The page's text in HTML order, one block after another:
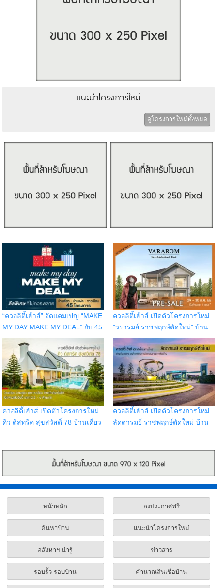
แนะนำโครงการใหม่
ดูโครงการใหม่ทั้งหมด
“ควอลิตี้เฮ้าส์” จัดแคมเปญ “MAKE
MY DAY MAKE MY DEAL” กับ 45
โครงการ บนทำเลกรุงเทพฯ
ปริมณฑล ชลบุรี เชียงใหม่
ควอลิตี้เฮ้าส์ เปิดตัวโครงการใหม่
"วรารมย์ ราชพฤกษ์ตัดใหม่" บ้าน
เดี่ยวติดถนนราชพฤกษ์ เปิดจอง
รอบ Pre-Sale วันที่ 29 - 30 ก.ค.
66 รับส่วนลด 1 แสน
ควอลิตี้เฮ้าส์ เปิดตัวโครงการใหม่
คิว ดิสทริค สุขสวัสดิ์ 78 บ้านเดี่ยว
ควอลิตี้เฮ้าส์ เปิดตัวโครงการใหม่
ลัดดารมย์ ราชพฤกษ์ตัดใหม่ บ้าน
หน้าหลัก ลงประกาศฟรี
ค้นหาบ้าน แนะนำโครงการใหม่
อสังหาฯ น่ารู้ ข่าวสาร
รอบรั้ว รอบบ้าน คำนวณสินเชื่อบ้าน